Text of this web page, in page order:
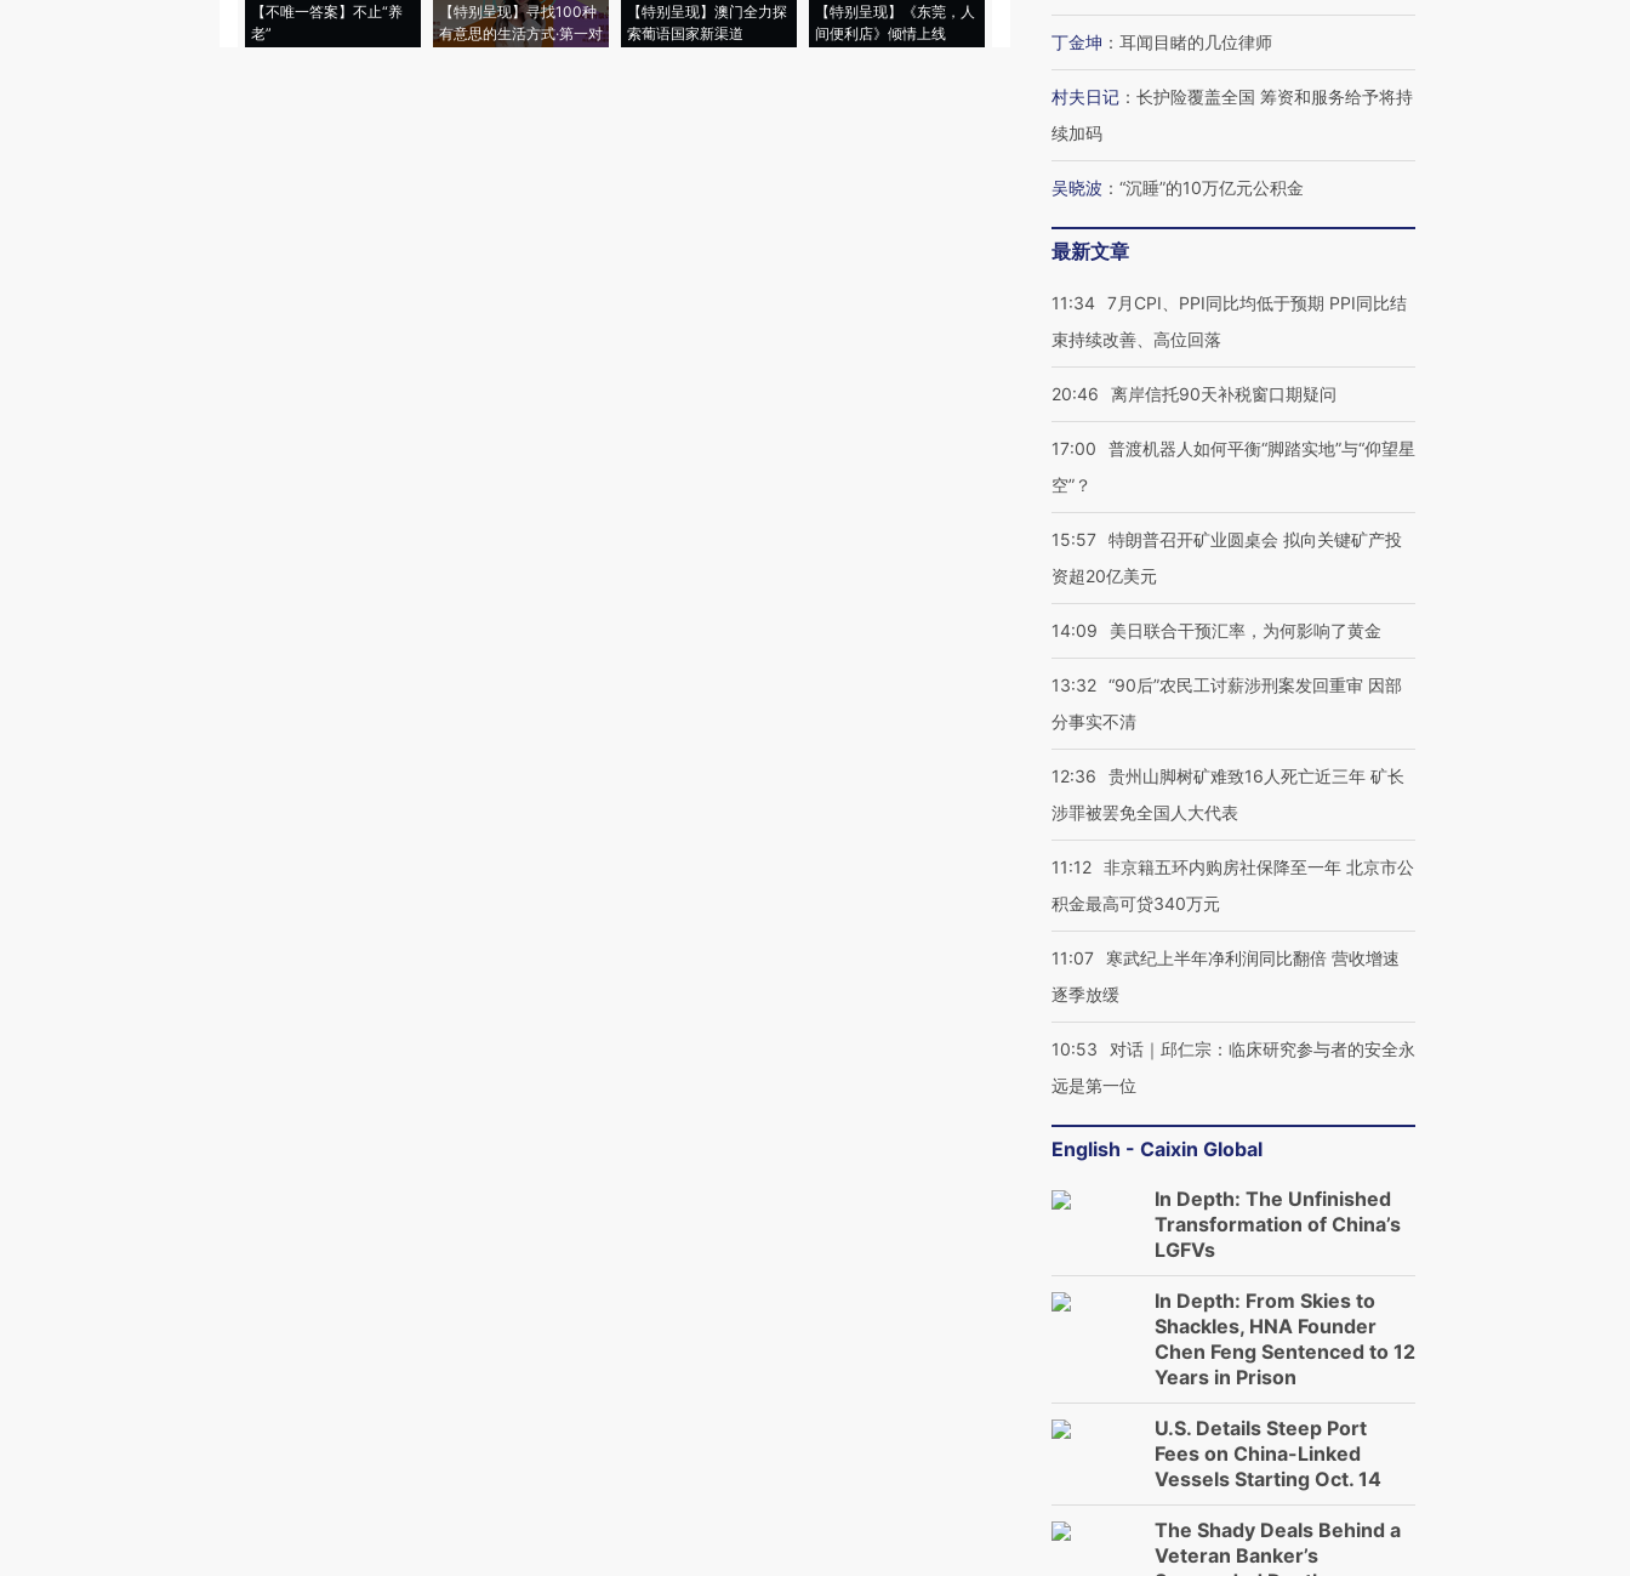
【不唯一答案】不止“养
老”
【特别呈现】寻找100种
有意思的生活方式·第一对
【特别呈现】澳门全力探
索葡语国家新渠道
【特别呈现】《东莞，人
间便利店》倾情上线
会，让数智科技“链”接产
【特别呈现】寻找100种
有意思的生活方式·第三对
CFO：不靠规模取胜，华
丁金坤 ： 耳闻目睹的几位律师
村夫日记 ： 长护险覆盖全国 筹资和服务给予将持
续加码
吴晓波 ： “沉睡”的10万亿元公积金
最新文章
11:34 7月CPI、PPI同比均低于预期 PPI同比结
束持续改善、高位回落
20:46 离岸信托90天补税窗口期疑问
17:00
普渡机器人如何平衡“脚踏实地”与“仰望星
空”？
15:57 特朗普召开矿业圆桌会 拟向关键矿产投
资超20亿美元
14:09 美日联合干预汇率，为何影响了黄金
13:32 “90后”农民工讨薪涉刑案发回重审 因部
分事实不清
12:36
贵州山脚树矿难致16人死亡近三年 矿长
涉罪被罢免全国人大代表
11:12 非京籍五环内购房社保降至一年 北京市公
积金最高可贷340万元
11:07
寒武纪上半年净利润同比翻倍 营收增速
逐季放缓
10:53
对话｜邱仁宗：临床研究参与者的安全永
远是第一位
English - Caixin Global
In Depth: The Unfinished
Transformation of China’s
LGFVs
In Depth: From Skies to
Shackles, HNA Founder
Chen Feng Sentenced to 12
Years in Prison
U.S. Details Steep Port
Fees on China-Linked
Vessels Starting Oct. 14
The Shady Deals Behind a
Veteran Banker’s